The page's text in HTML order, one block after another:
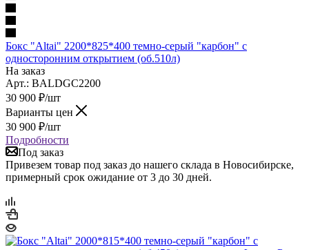
Бокс "Altai" 2200*825*400 темно-серый "карбон" с
односторонним открытием (об.510л)
На заказ
Арт.: BALDGC2200
30 900 ₽/шт
Варианты цен
30 900 ₽/шт
Подробности
Под заказ
Привезем товар под заказ до нашего склада в Новосибирске,
примерный срок ожидание от 3 до 30 дней.